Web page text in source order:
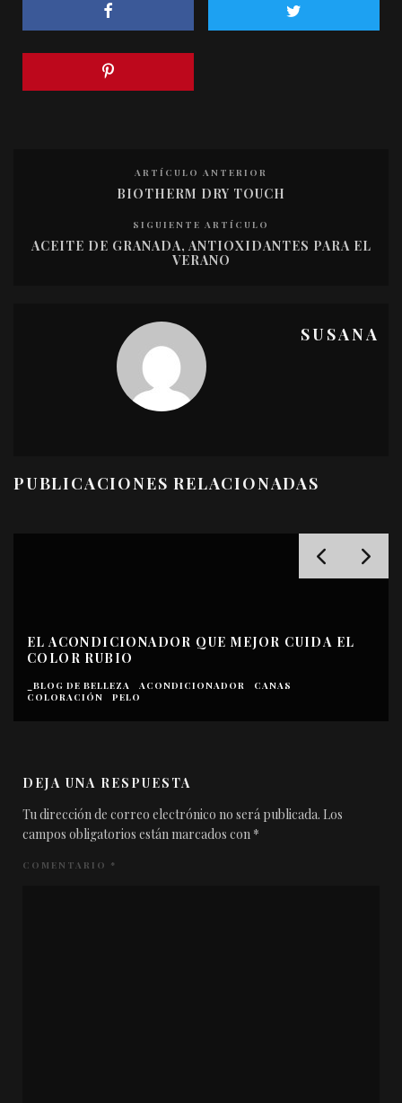
ARTÍCULO ANTERIOR
BIOTHERM DRY TOUCH
SIGUIENTE ARTÍCULO
ACEITE DE GRANADA, ANTIOXIDANTES PARA EL
VERANO
SUSANA
PUBLICACIONES RELACIONADAS
EL ACONDICIONADOR QUE MEJOR CUIDA EL
COLOR RUBIO
_BLOG DE BELLEZA ACONDICIONADOR
CANAS
COLORACIÓN
PELO
DEJA UNA RESPUESTA
Tu dirección de correo electrónico no será publicada. Los
campos obligatorios están marcados con *
COMENTARIO *